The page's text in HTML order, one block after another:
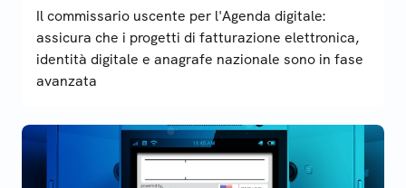
Il commissario uscente per l'Agenda digitale:
assicura che i progetti di fatturazione elettronica,
identità digitale e anagrafe nazionale sono in fase
avanzata